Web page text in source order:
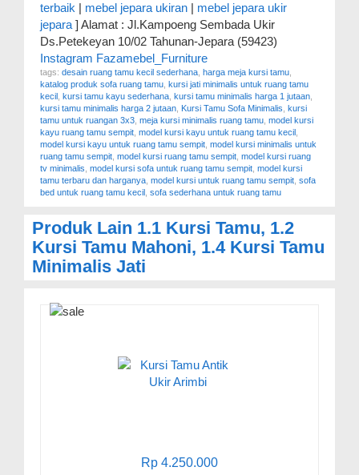
terbaik | mebel jepara ukiran | mebel jepara ukir
jepara ] Alamat : Jl.Kampoeng Sembada Ukir
Ds.Petekeyan 10/02 Tahunan-Jepara (59423)
Instagram Fazamebel_Furniture
tags: desain ruang tamu kecil sederhana harga meja kursi tamu
katalog produk sofa ruang tamu kursi jati minimalis untuk ruang tamu
kecil
kursi tamu kayu sederhana kursi tamu minimalis harga 1 jutaan
kursi tamu minimalis harga 2 jutaan
Kursi Tamu Sofa Minimalis
kursi
tamu untuk ruangan 3x3 meja kursi minimalis ruang tamu model kursi
kayu ruang tamu sempit model kursi kayu untuk ruang tamu kecil
model kursi kayu untuk ruang tamu sempit model kursi minimalis untuk
ruang tamu sempit model kursi ruang tamu sempit model kursi ruang
tv minimalis model kursi sofa untuk ruang tamu sempit model kursi
tamu terbaru dan harganya model kursi untuk ruang tamu sempit sofa
bed untuk ruang tamu kecil
sofa sederhana untuk ruang tamu
Produk Lain 1.1 Kursi Tamu, 1.2
Kursi Tamu Mahoni, 1.4 Kursi Tamu
Minimalis Jati
Rp 4.250.000